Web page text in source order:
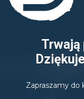
Trwają
Zapraszamy